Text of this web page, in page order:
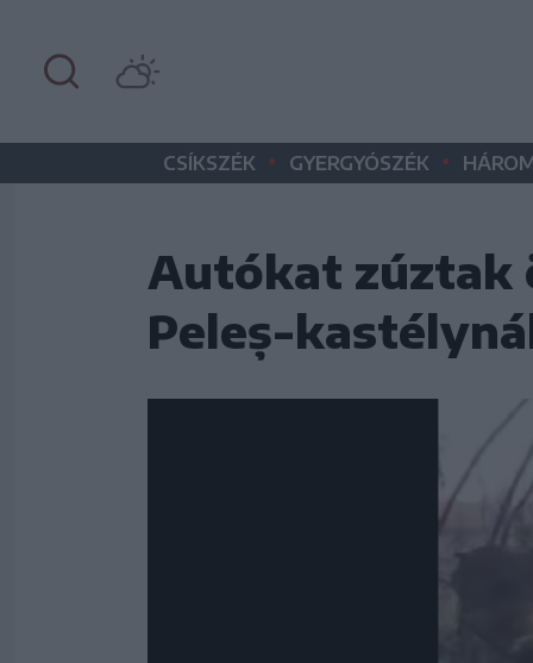
CSÍKSZÉK • GYERGYÓSZÉK •
Autókat zúztak
Peleș-